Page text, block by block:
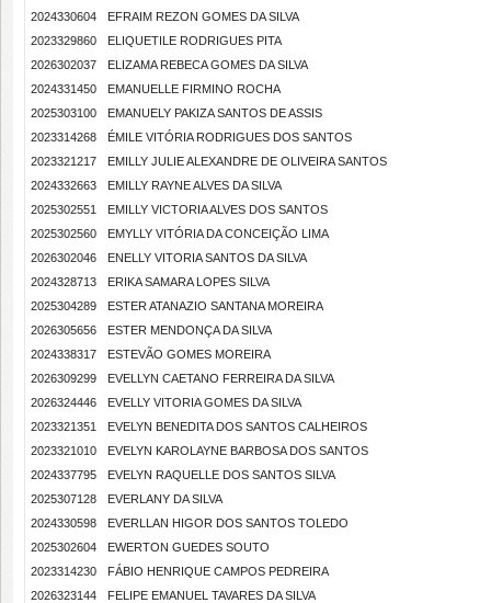
2024330604
EFRAIM REZON GOMES DA SILVA
2023329860
ELIQUETILE RODRIGUES PITA
2026302037
ELIZAMA REBECA GOMES DA SILVA
2024331450
EMANUELLE FIRMINO ROCHA
2025303100
EMANUELY PAKIZA SANTOS DE ASSIS
2023314268
ÉMILE VITÓRIA RODRIGUES DOS SANTOS
2023321217
EMILLY JULIE ALEXANDRE DE OLIVEIRA SANTOS
2024332663
EMILLY RAYNE ALVES DA SILVA
2025302551
EMILLY VICTORIA ALVES DOS SANTOS
2025302560
EMYLLY VITÓRIA DA CONCEIÇÃO LIMA
2026302046
ENELLY VITORIA SANTOS DA SILVA
2024328713
ERIKA SAMARA LOPES SILVA
2025304289
ESTER ATANAZIO SANTANA MOREIRA
2026305656
ESTER MENDONÇA DA SILVA
2024338317
ESTEVÃO GOMES MOREIRA
2026309299
EVELLYN CAETANO FERREIRA DA SILVA
2026324446
EVELLY VITORIA GOMES DA SILVA
2023321351
EVELYN BENEDITA DOS SANTOS CALHEIROS
2023321010
EVELYN KAROLAYNE BARBOSA DOS SANTOS
2024337795
EVELYN RAQUELLE DOS SANTOS SILVA
2025307128
EVERLANY DA SILVA
2024330598
EVERLLAN HIGOR DOS SANTOS TOLEDO
2025302604
EWERTON GUEDES SOUTO
2023314230
FÁBIO HENRIQUE CAMPOS PEDREIRA
2026323144
FELIPE EMANUEL TAVARES DA SILVA